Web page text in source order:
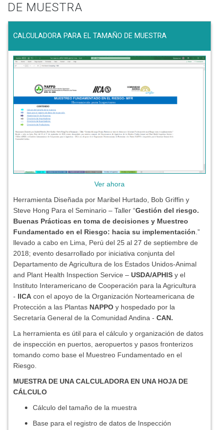
DE MUESTRA
CALCULADORA PARA EL TAMAÑO DE MUESTRA
Ver ahora
Herramienta Diseñada por Maribel Hurtado, Bob Griffin y
Steve Hong Para el Seminario – Taller “Gestión del riesgo.
Buenas Prácticas en toma de decisiones y Muestreo
Fundamentado en el Riesgo: hacia su implementación.”
llevado a cabo en Lima, Perú del 25 al 27 de septiembre de
2018; evento desarrollado por iniciativa conjunta del
Departamento de Agricultura de los Estados Unidos-Animal
and Plant Health Inspection Service – USDA/APHIS y el
Instituto Interamericano de Cooperación para la Agricultura
- IICA con el apoyo de la Organización Norteamericana de
Protección a las Plantas NAPPO y hospedado por la
Secretaría General de la Comunidad Andina - CAN.
La herramienta es útil para el cálculo y organización de datos
de inspección en puertos, aeropuertos y pasos fronterizos
tomando como base el Muestreo Fundamentado en el
Riesgo.
MUESTRA DE UNA CALCULADORA EN UNA HOJA DE
CÁLCULO
Cálculo del tamaño de la muestra
Base para el registro de datos de Inspección